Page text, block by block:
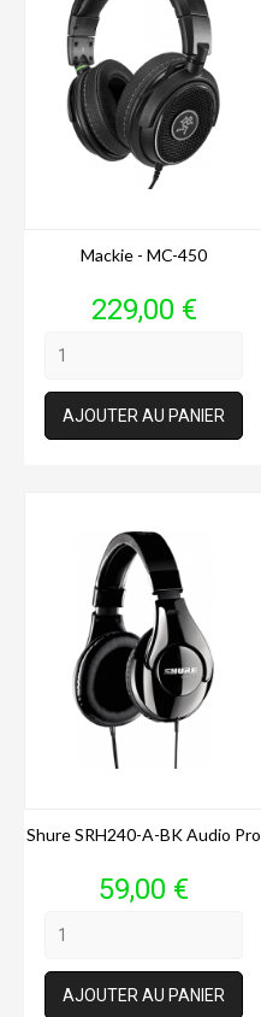
Mackie - MC-450
Prix
229,00 €
AJOUTER AU PANIER
Shure SRH240-A-BK Audio Pro
Prix
59,00 €
AJOUTER AU PANIER